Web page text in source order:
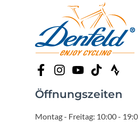
Öffnungszeiten
Montag - Freitag: 10:00 -